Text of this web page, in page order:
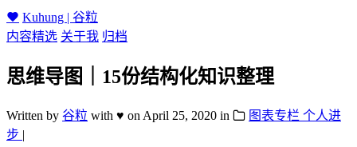
Kuhung | 谷粒
内容精选 关于我 归档
思维导图｜15份结构化知识整理
Written by 谷粒 with ♥ on April 25, 2020 in 图表专栏 个人进
步 |